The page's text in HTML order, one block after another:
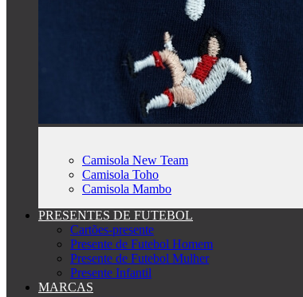
Camisola New Team
Camisola Toho
Camisola Mambo
PRESENTES DE FUTEBOL
Cartões-presente
Presente de Futebol Homem
Presente de Futebol Mulher
Presente Infantil
MARCAS